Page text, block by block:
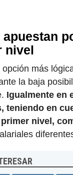
apuestan
nivel
opción más
la baja
Igualmente en
teniendo en
nivel,